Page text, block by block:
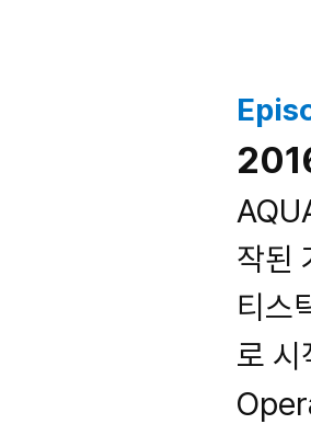
작된
티스
로